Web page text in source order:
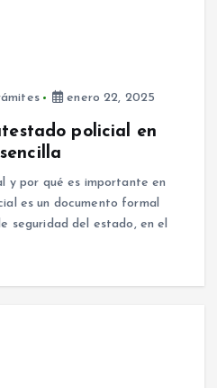
enero 22, 2025
policial en
y por qué es importante en
es un documento formal
seguridad del estado, en el